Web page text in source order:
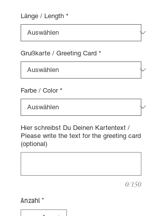
Länge / Length *
Grußkarte / Greeting Card *
Farbe / Color *
Hier schreibst Du Deinen Kartentext /
Please write the text for the greeting card
(optional)
0/150
Anzahl *